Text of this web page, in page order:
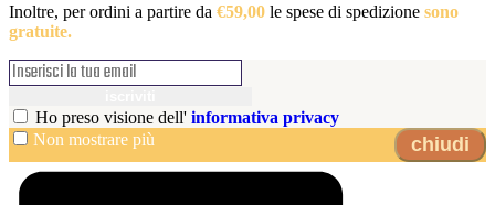
Inoltre, per ordini a partire da €59,00 le spese di spedizione sono
gratuite.
Ho preso visione dell' informativa privacy
Non mostrare più
chiudi